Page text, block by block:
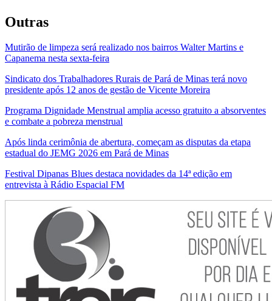
Outras
Mutirão de limpeza será realizado nos bairros Walter Martins e
Capanema nesta sexta-feira
Sindicato dos Trabalhadores Rurais de Pará de Minas terá novo
presidente após 12 anos de gestão de Vicente Moreira
Programa Dignidade Menstrual amplia acesso gratuito a absorventes
e combate a pobreza menstrual
Após linda cerimônia de abertura, começam as disputas da etapa
estadual do JEMG 2026 em Pará de Minas
Festival Dipanas Blues destaca novidades da 14ª edição em
entrevista à Rádio Espacial FM